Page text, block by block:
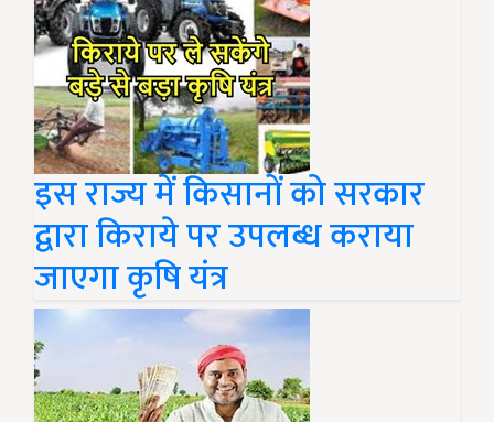
इस राज्य में किसानों को सरकार
द्वारा किराये पर उपलब्ध कराया
जाएगा कृषि यंत्र